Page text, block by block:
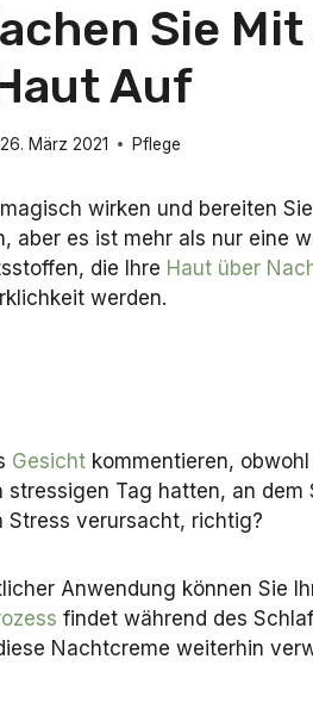
Sie
Auf
26. März 2021 Pflege
wirken und bereiten
es ist mehr als nur eine
die Ihre Haut über
werden.
Gesicht kommentieren,
Tag hatten, an
Stress verursacht, richtig?
Anwendung können Sie
findet während des
Nachtcreme weiterhin